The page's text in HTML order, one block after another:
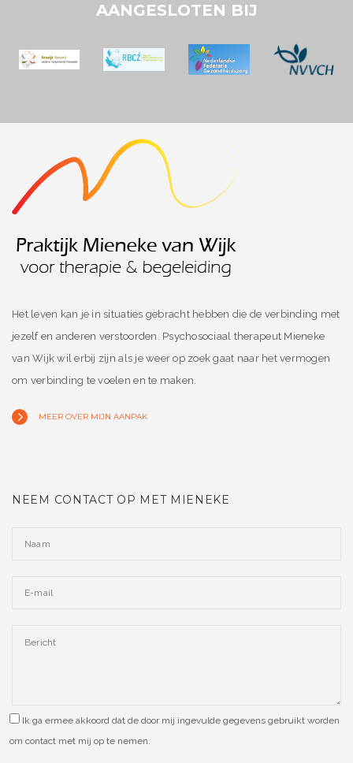
AANGESLOTEN BIJ
Het leven kan je in situaties gebracht hebben die de verbinding met
jezelf en anderen verstoorden. Psychosociaal therapeut Mieneke
van Wijk wil erbij zijn als je weer op zoek gaat naar het vermogen
om verbinding te voelen en te maken.
MEER OVER MIJN AANPAK
NEEM CONTACT OP MET MIENEKE
Ik ga ermee akkoord dat de door mij ingevulde gegevens gebruikt worden
om contact met mij op te nemen.